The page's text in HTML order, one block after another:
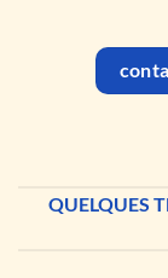
QUELQUES